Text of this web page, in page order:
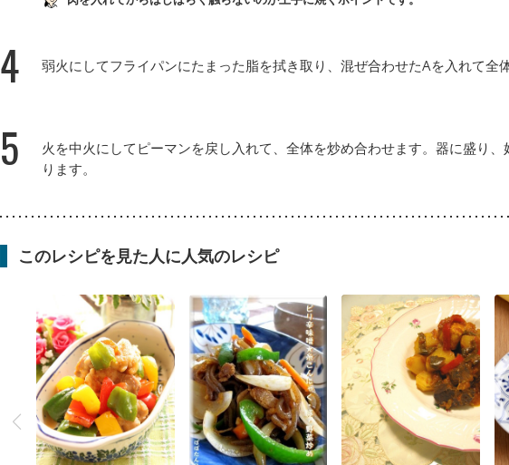
4 弱火にしてフライパンにたまった脂を拭き取り、混ぜ合わせたAを入れて全
5
火を中火にしてピーマンを戻し入れて、全体を炒め合わせます。器に盛り
ります。
このレシピを見た人に人気のレシピ